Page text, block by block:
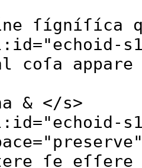
ſígníſíca
="echoid-
coſa
& </s>
="echoid-
="preserve
ſe